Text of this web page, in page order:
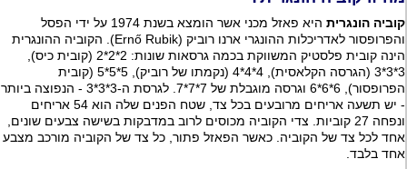
קוביה הונגרית
היא פאזל מכני אשר הומצא בשנת 1974 על ידי הפסל
והפרופסור לאדריכלות ההונגרי ארנו רוביק (Ernő Rubik). הקוביה ההונגרית
הינה קובית פלסטיק המשווקת בכמה גרסאות שונות: 2*2*2 (קובית כיס),
3*3*3 (הגרסה הקלאסית), 4*4*4 (נקמתו של רוביק), 5*5*5 (קובית
הפרופסור), 6*6*6 וגרסה מוגבלת של 7*7*7. לגרסת ה-3*3*3 - הנפוצה ביותר
- יש תשעה אריחים מרובעים בכל צד, שטח הפנים שלה הוא 54 אריחים
ונפחה 27 קוביות. צדי הקוביה מכוסים לרוב במדבקות בשישה צבעים שונים,
אחד לכל צד של הקוביה. כאשר הפאזל פתור, כל צד של הקוביה מורכב מצבע
אחד בלבד.